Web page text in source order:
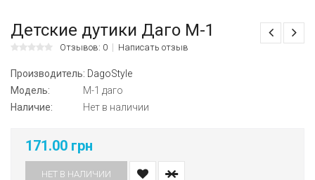
Детские дутики Даго М-1
Отзывов: 0 Написать отзыв
Производитель: DagoStyle
Модель:
М-1 даго
Наличие:
Нет в наличии
171.00 грн
НЕТ В НАЛИЧИИ